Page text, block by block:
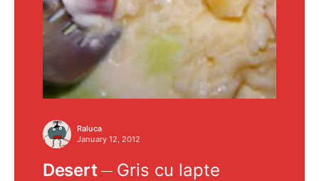
Raluca
January 12, 2012
Desert Gris cu lapte